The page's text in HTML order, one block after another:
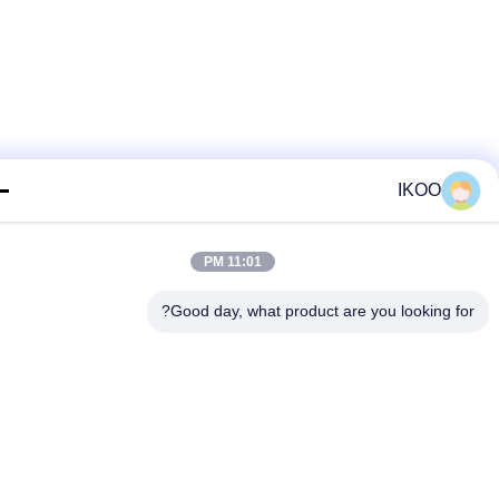
IKOO
11:01 PM
Good day, what product are you looking